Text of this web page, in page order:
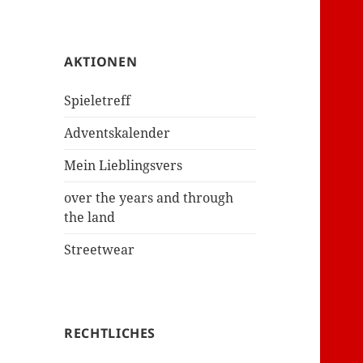
AKTIONEN
Spieletreff
Adventskalender
Mein Lieblingsvers
over the years and through
the land
Streetwear
RECHTLICHES